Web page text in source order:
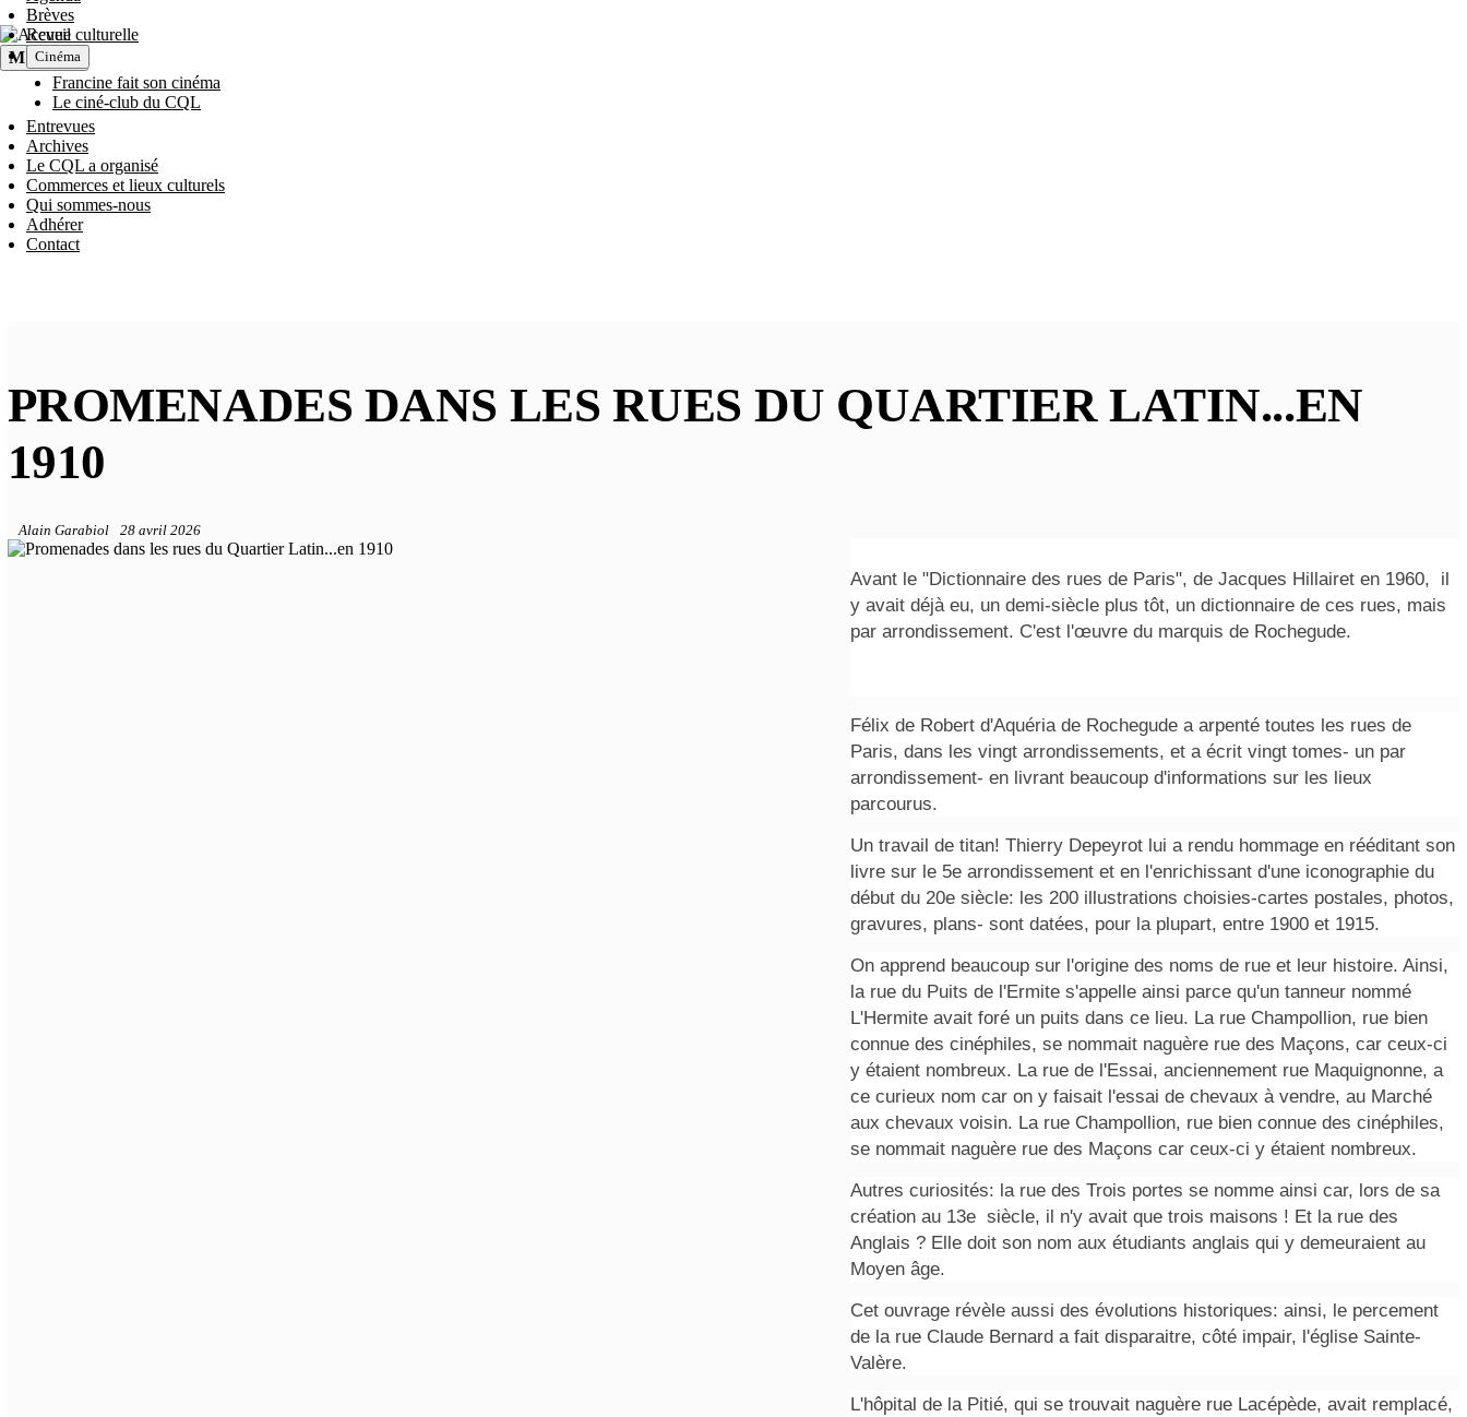
Aller
au
contenu
principal
MENU
NAVIGATION
PRINCIPALE
Brèves
Revue culturelle
Cinéma
Francine fait son cinéma
Le ciné-club du CQL
Entrevues
Archives
Le CQL a organisé
Commerces et lieux culturels
Qui sommes-nous
Adhérer
Contact
PROMENADES DANS LES RUES DU QUARTIER LATIN...EN
1910
Alain Garabiol 28 avril 2026
Avant le "Dictionnaire des rues de Paris", de Jacques Hillairet en 1960, il
y avait déjà eu, un demi-siècle plus tôt, un dictionnaire de ces rues, mais
par arrondissement. C'est l'œuvre du marquis de Rochegude.
Félix de Robert d'Aquéria de Rochegude a arpenté toutes les rues de
Paris, dans les vingt arrondissements, et a écrit vingt tomes- un par
arrondissement- en livrant beaucoup d'informations sur les lieux
parcourus.
Un travail de titan! Thierry Depeyrot lui a rendu hommage en rééditant son
livre sur le 5e arrondissement et en l'enrichissant d'une iconographie du
début du 20e siècle: les 200 illustrations choisies-cartes postales, photos,
gravures, plans- sont datées, pour la plupart, entre 1900 et 1915.
On apprend beaucoup sur l'origine des noms de rue et leur histoire. Ainsi,
la rue du Puits de l'Ermite s'appelle ainsi parce qu'un tanneur nommé
L'Hermite avait foré un puits dans ce lieu. La rue Champollion, rue bien
connue des cinéphiles, se nommait naguère rue des Maçons, car ceux-ci
y étaient nombreux. La rue de l'Essai, anciennement rue Maquignonne, a
ce curieux nom car on y faisait l'essai de chevaux à vendre, au Marché
aux chevaux voisin. La rue Champollion, rue bien connue des cinéphiles,
se nommait naguère rue des Maçons car ceux-ci y étaient nombreux.
Autres curiosités: la rue des Trois portes se nomme ainsi car, lors de sa
création au 13e siècle, il n'y avait que trois maisons ! Et la rue des
Anglais ? Elle doit son nom aux étudiants anglais qui y demeuraient au
Moyen âge.
Cet ouvrage révèle aussi des évolutions historiques: ainsi, le percement
de la rue Claude Bernard a fait disparaitre, côté impair, l'église Sainte-
Valère.
L'hôpital de la Pitié, qui se trouvait naguère rue Lacépède, avait remplacé,